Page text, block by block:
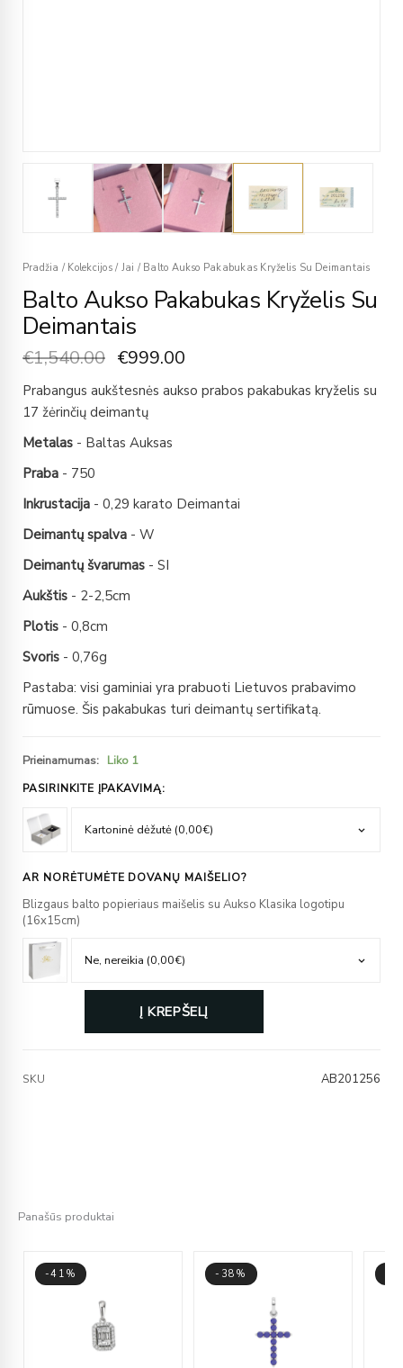
Pradžia / Kolekcijos / Jai /Balto Aukso Pakabukas Kryželis Su Deimantais
Balto Aukso Pakabukas Kryželis Su
Deimantais
€1,540.00 €999.00
Prabangus aukštesnės aukso prabos pakabukas kryželis su
17 žėrinčių deimantų
Metalas - Baltas Auksas
Praba - 750
Inkrustacija - 0,29 karato Deimantai
Deimantų spalva - W
Deimantų švarumas - SI
Aukštis - 2-2,5cm
Plotis - 0,8cm
Svoris - 0,76g
Pastaba: visi gaminiai yra prabuoti Lietuvos prabavimo
rūmuose. Šis pakabukas turi deimantų sertifikatą.
Prieinamumas: Liko 1
PASIRINKITE ĮPAKAVIMĄ:
AR NORĖTUMĖTE DOVANŲ MAIŠELIO?
Blizgaus balto popieriaus maišelis su Aukso Klasika logotipu
(16x15cm)
Į KREPŠELĮ
SKU AB201256
Panašūs produktai
-41% -38%